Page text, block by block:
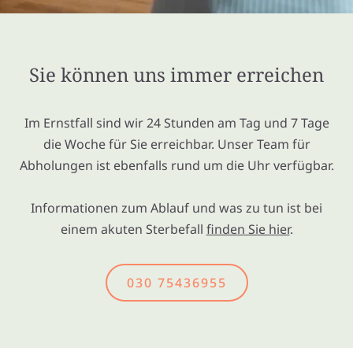
Sie können uns immer erreichen
Im Ernstfall sind wir 24 Stunden am Tag und 7 Tage
die Woche für Sie erreichbar. Unser Team für
Abholungen ist ebenfalls rund um die Uhr verfügbar.
Informationen zum Ablauf und was zu tun ist bei
einem akuten Sterbefall finden Sie hier.
030 75436955